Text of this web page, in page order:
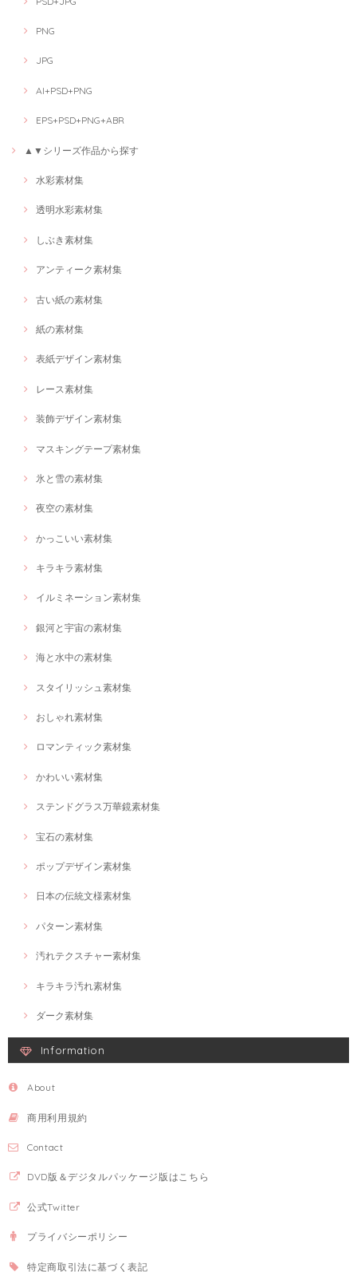
PNG
JPG
AI+PSD+PNG
EPS+PSD+PNG+ABR
▲▼シリーズ作品から探す
水彩素材集
透明水彩素材集
しぶき素材集
アンティーク素材集
古い紙の素材集
紙の素材集
表紙デザイン素材集
レース素材集
装飾デザイン素材集
マスキングテープ素材集
氷と雪の素材集
夜空の素材集
かっこいい素材集
キラキラ素材集
イルミネーション素材集
銀河と宇宙の素材集
海と水中の素材集
スタイリッシュ素材集
おしゃれ素材集
ロマンティック素材集
かわいい素材集
ステンドグラス万華鏡素材集
宝石の素材集
ポップデザイン素材集
日本の伝統文様素材集
パターン素材集
汚れテクスチャー素材集
キラキラ汚れ素材集
ダーク素材集
Information
About
商用利用規約
Contact
DVD版＆デジタルパッケージ版はこちら
公式Twitter
プライバシーポリシー
特定商取引法に基づく表記